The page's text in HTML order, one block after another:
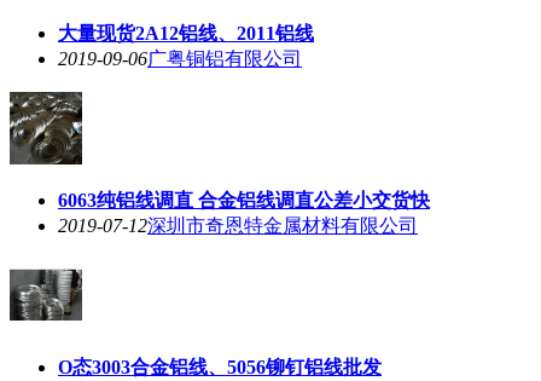
大量现货2A12铝线、2011铝线
2019-09-06广粤铜铝有限公司
6063纯铝线调直 合金铝线调直公差小交货快
2019-07-12深圳市奇恩特金属材料有限公司
O态3003合金铝线、5056铆钉铝线批发